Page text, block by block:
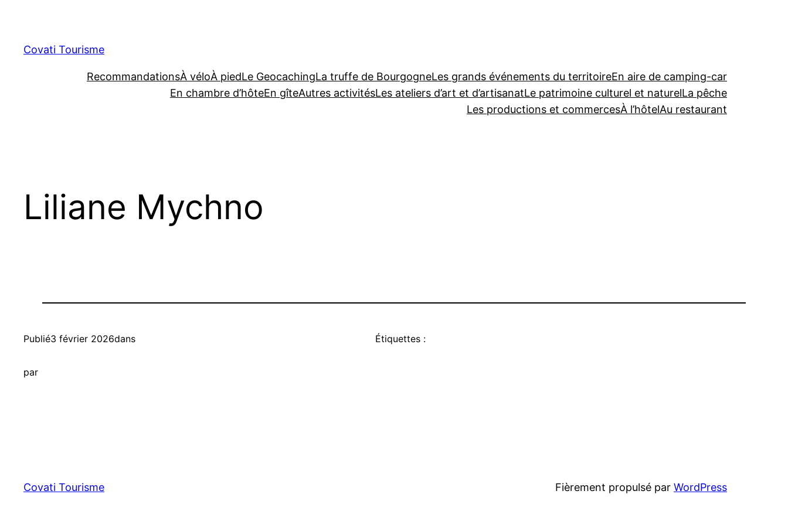
contenu
Covati Tourisme
RecommandationsÀ véloÀ piedLe GeocachingLa truffe de BourgogneLes grands événements du territoireEn aire de camping-car
En chambre d’hôteEn gîteAutres activitésLes ateliers d’art et d’artisanatLe patrimoine culturel et naturelLa pêche
Les productions et commercesÀ l’hôtelAu restaurant
Liliane Mychno
Publié3 février 2026dans
par
Étiquettes :
Covati Tourisme Fièrement propulsé par WordPress